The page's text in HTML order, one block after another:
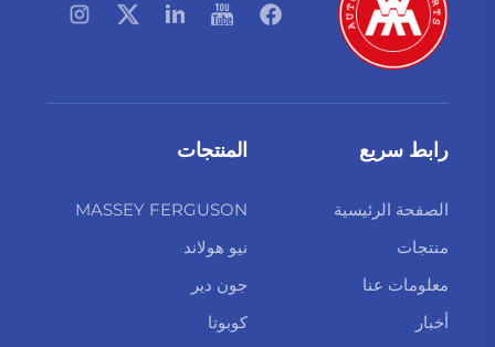
رابط سريع
الصفحة الرئيسية
منتجات
معلومات عنا
أخبار
المنتجات
MASSEY FERGUSON
نيو هولاند
جون دير
كوبوتا